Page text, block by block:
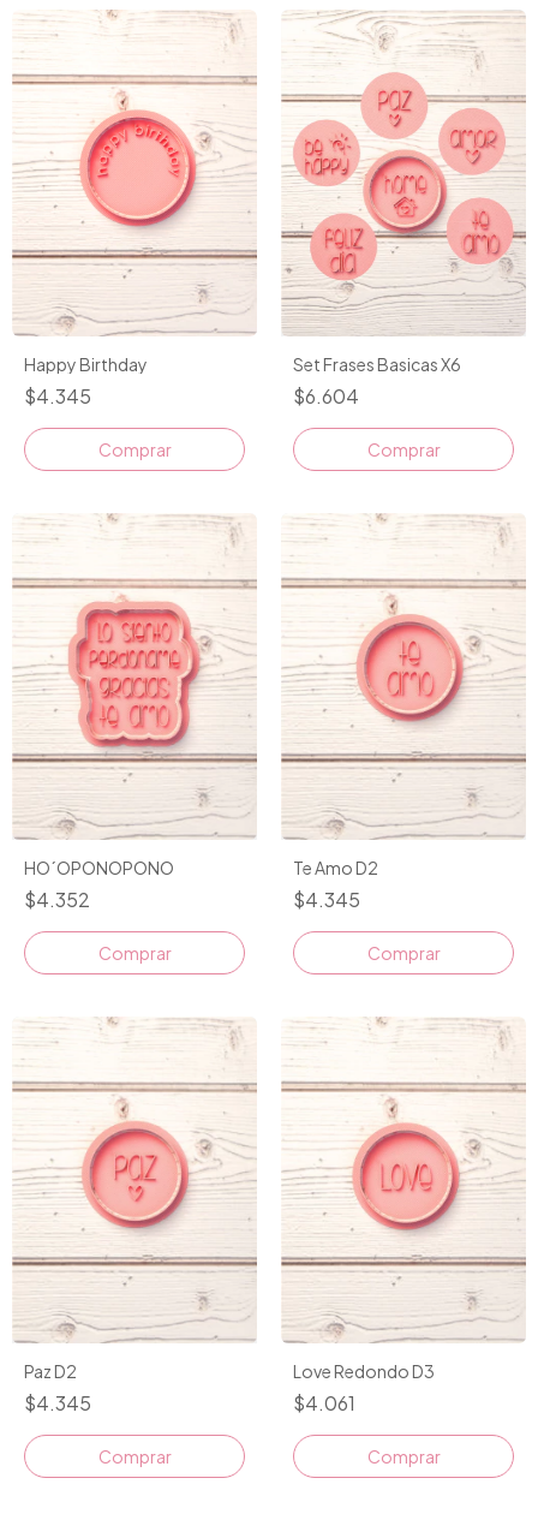
Happy Birthday
$4.345
Comprar
Set Frases Basicas X6
$6.604
HO´OPONOPONO
$4.352
Comprar
Te Amo D2
$4.345
Comprar
Paz D2
$4.345
Comprar
Love Redondo D3
$4.061
Comprar